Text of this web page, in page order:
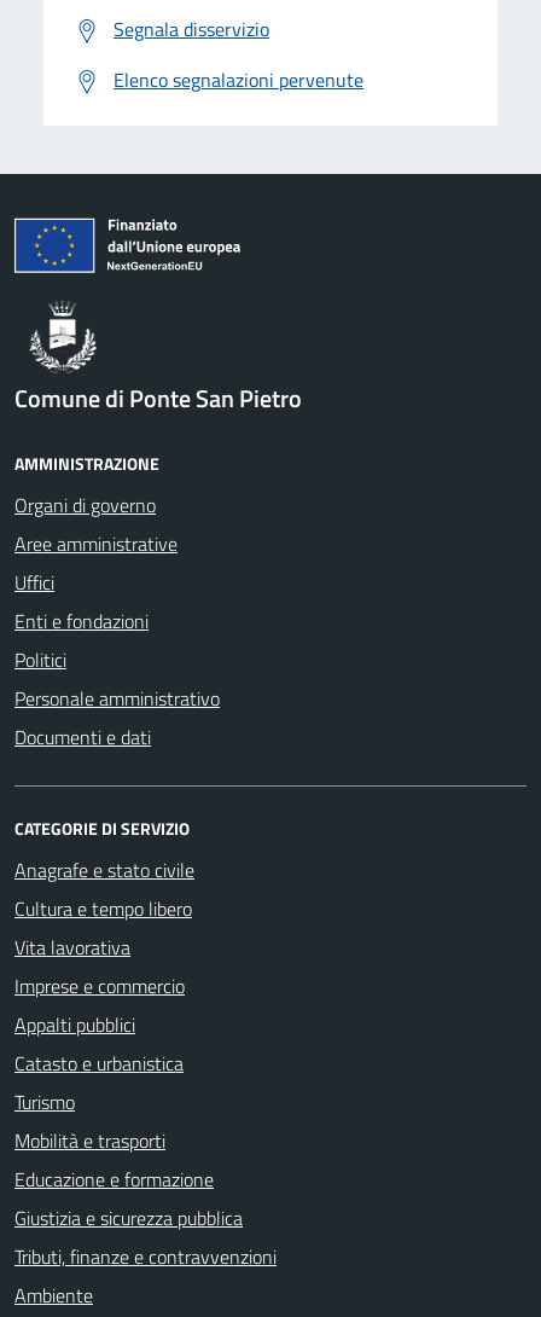
Segnala disservizio
Elenco segnalazioni pervenute
Comune di Ponte San Pietro
AMMINISTRAZIONE
Organi di governo
Aree amministrative
Uffici
Enti e fondazioni
Politici
Personale amministrativo
Documenti e dati
CATEGORIE DI SERVIZIO
Anagrafe e stato civile
Cultura e tempo libero
Vita lavorativa
Imprese e commercio
Appalti pubblici
Catasto e urbanistica
Turismo
Mobilità e trasporti
Educazione e formazione
Giustizia e sicurezza pubblica
Tributi, finanze e contravvenzioni
Ambiente